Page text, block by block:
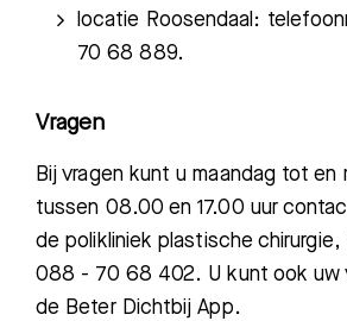
locatie Roosendaal:
70 68 889.
Vragen
Bij vragen kunt u maandag tot en
tussen 08.00 en 17.00 uur
de polikliniek plastische
088 - 70 68 402. U kunt ook uw
de Beter Dichtbij App.